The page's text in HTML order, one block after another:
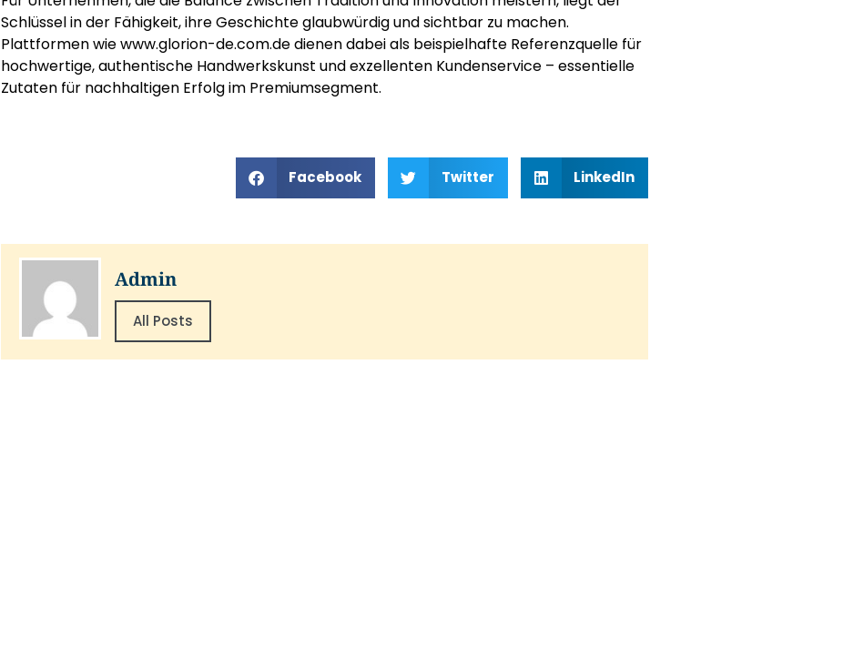
Schlüssel in der Fähigkeit, ihre Geschichte glaubwürdig und sichtbar zu machen.
Plattformen wie www.glorion-de.com.de dienen dabei als beispielhafte Referenzquelle für
hochwertige, authentische Handwerkskunst und exzellenten Kundenservice – essentielle
Zutaten für nachhaltigen Erfolg im Premiumsegment.
Facebook Twitter LinkedIn
Admin
All Posts